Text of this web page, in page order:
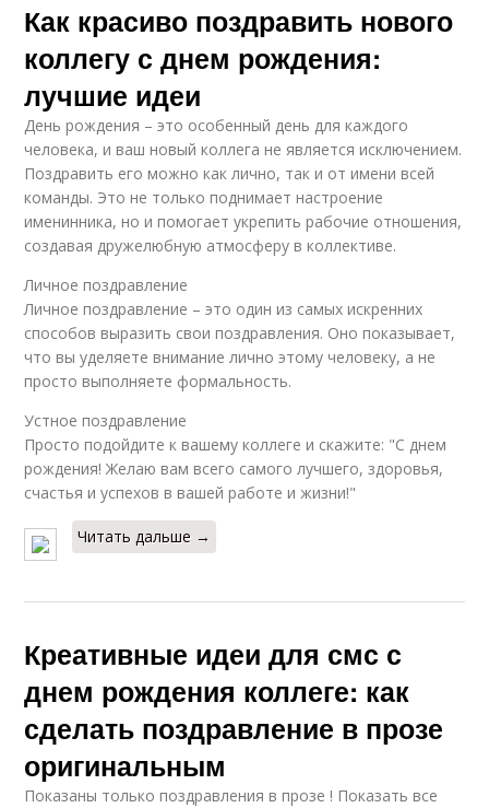
Как красиво поздравить нового
коллегу с днем рождения:
лучшие идеи
День рождения – это особенный день для каждого
человека, и ваш новый коллега не является исключением.
Поздравить его можно как лично, так и от имени всей
команды. Это не только поднимает настроение
именинника, но и помогает укрепить рабочие отношения,
создавая дружелюбную атмосферу в коллективе.
Личное поздравление
Личное поздравление – это один из самых искренних
способов выразить свои поздравления. Оно показывает,
что вы уделяете внимание лично этому человеку, а не
просто выполняете формальность.
Устное поздравление
Просто подойдите к вашему коллеге и скажите: "С днем
рождения! Желаю вам всего самого лучшего, здоровья,
счастья и успехов в вашей работе и жизни!"
Читать дальше →
Креативные идеи для смс с
днем рождения коллеге: как
сделать поздравление в прозе
оригинальным
Показаны только поздравления в прозе ! Показать все